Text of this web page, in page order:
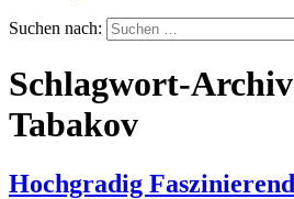
Suchen nach:
Schlagwort-
Tabakov
Hochgradig